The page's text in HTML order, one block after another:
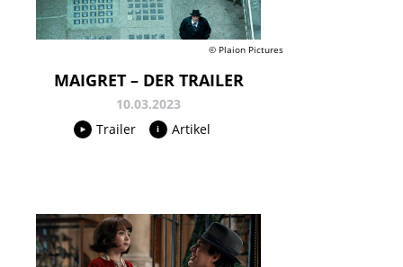
© Plaion Pictures
MAIGRET – DER TRAILER
10.03.2023
Trailer
Artikel